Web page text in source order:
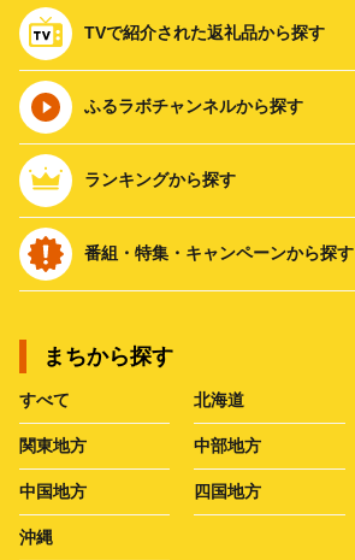
TVで紹介された返礼品から探す
ふるラボチャンネルから探す
ランキングから探す
番組・特集・キャンペーンから探す
まちから探す
すべて 北海道
関東地方 中部地方
中国地方 四国地方
沖縄